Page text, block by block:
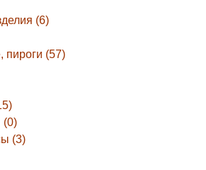
(6)
пироги (57)
(0)
(3)